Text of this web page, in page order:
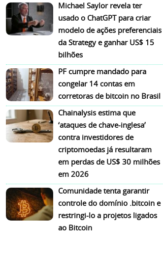
Michael Saylor revela ter
usado o ChatGPT para criar
modelo de ações preferenciais
da Strategy e ganhar US$ 15
bilhões
PF cumpre mandado para
congelar 14 contas em
corretoras de bitcoin no Brasil
Chainalysis estima que
‘ataques de chave-inglesa’
contra investidores de
criptomoedas já resultaram
em perdas de US$ 30 milhões
em 2026
Comunidade tenta garantir
controle do domínio .bitcoin e
restringi-lo a projetos ligados
ao Bitcoin